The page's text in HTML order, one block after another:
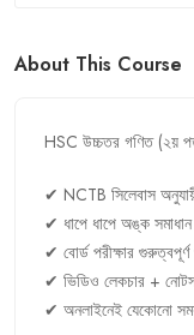
About This Course
HSC উচ্চতর গণিত(২য়
✔ NCTB সিলেবাস
✔ ধাপে ধাপে অঙ্ক সমাধান
✔ বোর্ড পরীক্ষার গুরুত্বপূর্ণ
✔ ভিডিও লেকচার +
✔ অনলাইনেই যেকোনো